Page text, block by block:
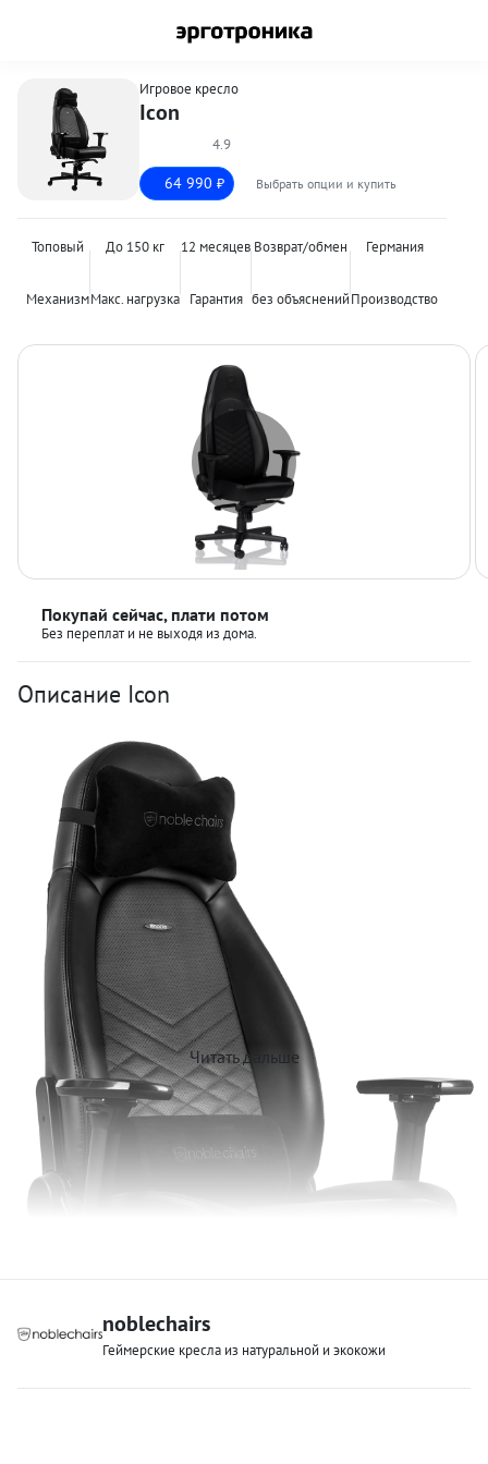
Игровое кресло
Icon
4.9
64 990 ₽ Выбрать опции и купить
Топовый
Механизм
До 150 кг
Макс. нагрузка
12 месяцев
Гарантия
Возврат/обмен
без объяснений
Германия
Производство
Покупай сейчас, плати потом
Без переплат и не выходя из дома.
Описание Icon
Читать дальше
noblechairs
Геймерские кресла из натуральной и экокожи